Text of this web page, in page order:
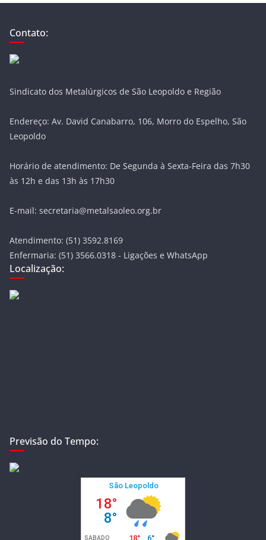
Contato:
Sindicato dos Metalúrgicos de São Leopoldo e Região
Endereço: Av. David Canabarro, 106, Morro do Espelho, São
Leopoldo
Horário de atendimento: De Segunda à Sexta-Feira das 7h30
às 12h e das 13h às 17h30
E-mail: secretaria@metalsaoleo.org.br
Atendimento: (51) 3592.8169
Enfermaria: (51) 3566.0318 - Ligações e WhatsApp
Localização:
Previsão do Tempo: